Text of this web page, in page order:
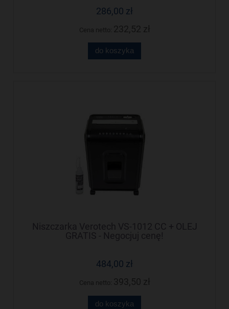
286,00 zł
do koszyka
Niszczarka Verotech VS-1012 CC + OLEJ
GRATIS - Negocjuj cenę!
484,00 zł
do koszyka